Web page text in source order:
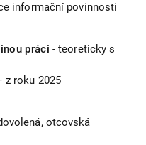
informační povinnosti
práci - teoreticky s
z roku 2025
otcovská